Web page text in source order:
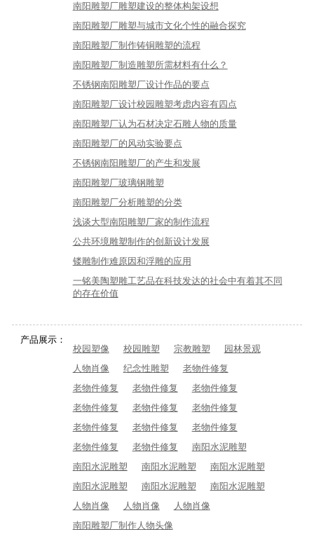
南阳雕塑厂雕塑建设的整体构架设想
南阳雕塑厂雕塑与城市文化个性的融合探究
南阳雕塑厂制作铸铜雕塑的流程
南阳雕塑厂制造雕塑所需材料有什么？
不锈钢南阳雕塑厂设计作品的要点
南阳雕塑厂设计校园雕塑考虑内容有四点
南阳雕塑厂认为石材决定石雕人物的质量
南阳雕塑厂的风动实验要点
不锈钢南阳雕塑厂的产生和发展
南阳雕塑厂玻璃钢雕塑
南阳雕塑厂分析雕塑的分类
浅谈大型南阳雕塑厂家的制作流程
公共环境雕塑制作的创新设计发展
镂雕制作难原因和浮雕的应用
一铭美陶塑雕工艺品在科技发达的社会中有着其不同
的存在价值
产品展示：
校园塑像
校园雕塑 宗教雕塑
园林景观
人物肖像
纪念性雕塑
老物件修复
老物件修复
老物件修复
老物件修复
老物件修复
老物件修复
老物件修复
老物件修复
老物件修复
老物件修复
老物件修复
老物件修复
南阳水泥雕塑
南阳水泥雕塑
南阳水泥雕塑
南阳水泥雕塑
南阳水泥雕塑
南阳水泥雕塑
南阳水泥雕塑
人物肖像
人物肖像
人物肖像
南阳雕塑厂制作人物头像